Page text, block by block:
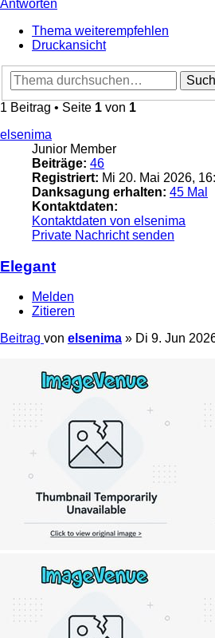
Antworten
Thema weiterempfehlen
Druckansicht
1 Beitrag • Seite 1 von 1
elsenima
Junior Member
Beiträge: 46
Registriert: Mi 20. Mai 2026,
Danksagung erhalten: 45 Mal
Kontaktdaten:
Kontaktdaten von elsenima
Private Nachricht senden
Elegant
Melden
Zitieren
Beitrag von elsenima » Di 9. Jun